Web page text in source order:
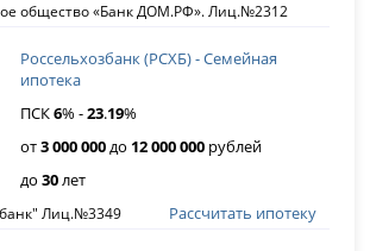
общество «Банк ДОМ.РФ». Лиц.№2312
Россельхозбанк (РСХБ) - Семейная
ипотека
ПСК6% -23.19%
от3 000 000до 12 000 000 рублей
до30лет
Лиц.№3349 Рассчитать ипотеку